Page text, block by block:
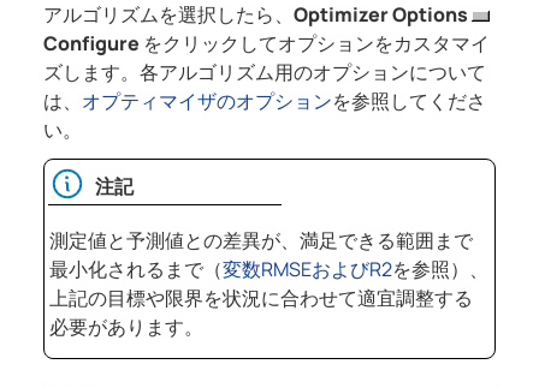
アルゴリズムを選択したら、 Optimizer Options
Configure をクリックしてオプションをカスタマイ
ズします。各アルゴリズム用のオプションについて
は、 オプティマイザのオプションを参照してくださ
い。
注記
測定値と予測値との差異が、満足できる範囲まで
最小化されるまで（変数RMSEおよびR2を参照）、
上記の目標や限界を状況に合わせて適宜調整する
必要があります。